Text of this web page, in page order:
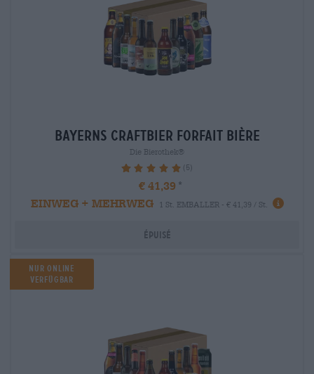
bayerns craftbier Forfait bière
Die Bierothek®
100% (5)
€ 41,39
EINWEG + MEHRWEG
1 St. EMBALLER - € 41,39 / St.
Épuisé
Nur Online
verfügbar